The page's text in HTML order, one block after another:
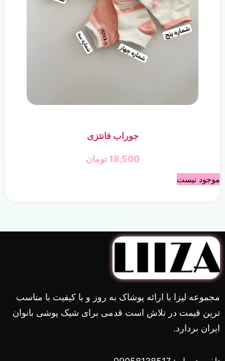
جوراب فانتزی
18,500 تومان
موجود نیست
مجموعه لیزا با ارائه پوشاک به روز و با کیفیت با مناسب
ترین قیمت در تلاش است قدمی برای شیک پوشی بانوان
ایران بردارد.